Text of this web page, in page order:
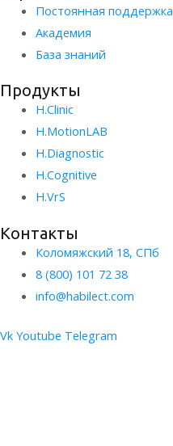
Постоянная поддержка
Академия
База знаний
Продукты
H.Clinic
H.MotionLAB
H.Diagnostic
H.Сognitive
H.VrS
Контакты
Коломяжский 18, СПб
8 (800) 101 72 38
info@habilect.com
Vk Youtube Telegram